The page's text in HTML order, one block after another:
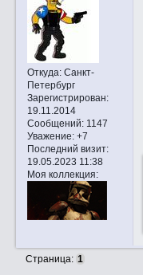
Откуда:Санкт-
Петербург
Зарегистрирован:
19.11.2014
Сообщений:1147
Уважение: +7
Последний визит:
19.05.2023 11:38
Моя коллекция:
Страница: 1